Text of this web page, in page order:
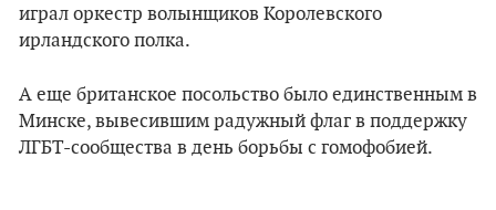
играл оркестр волынщиков Королевского
ирландского полка.
А еще британское посольство было единственным в
Минске, вывесившим радужный флаг в поддержку
ЛГБТ-сообщества в день борьбы с гомофобией.